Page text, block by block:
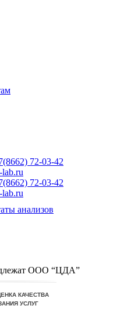
72-03-42
72-03-42
анализов
ООО “ЦДА”